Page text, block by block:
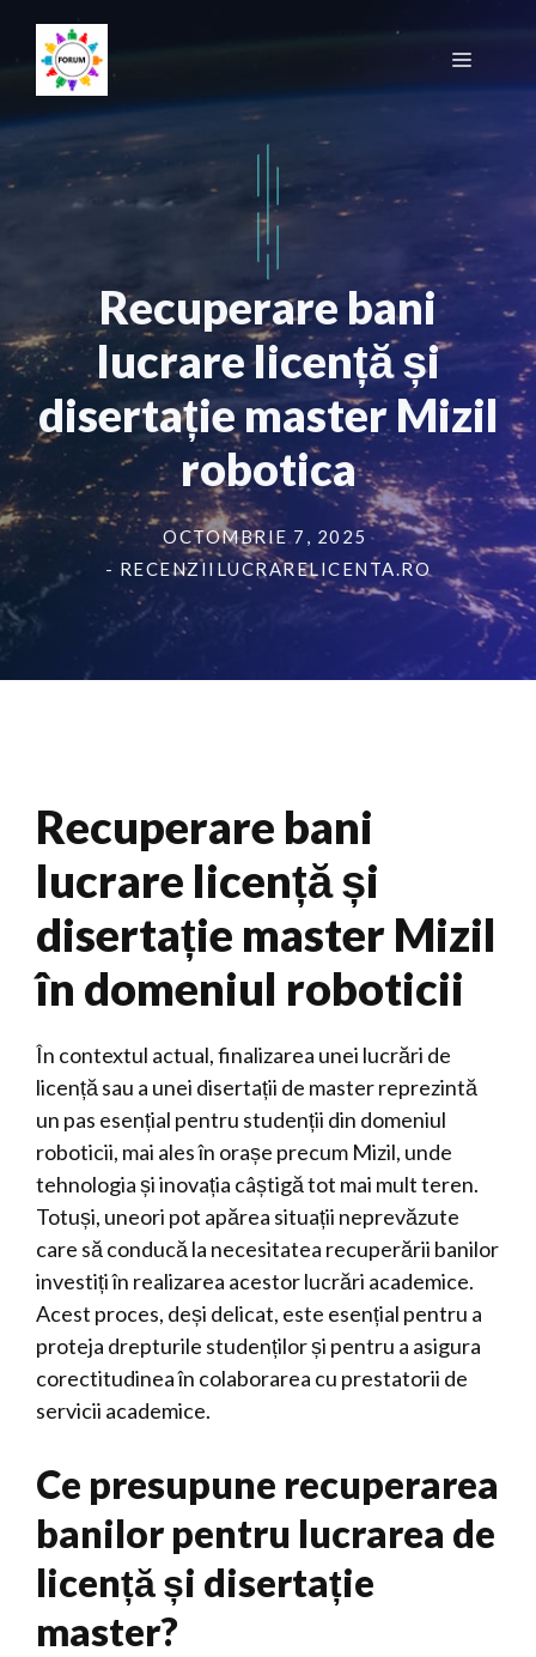
conținut
Meniu
Recuperare bani
lucrare licență și
disertație master Mizil
robotica
OCTOMBRIE 7, 2025
- RECENZIILUCRARELICENTA.RO
Recuperare bani
lucrare licență și
disertație master Mizil
în domeniul roboticii
În contextul actual, finalizarea unei lucrări de
licență sau a unei disertații de master reprezintă
un pas esențial pentru studenții din domeniul
roboticii, mai ales în orașe precum Mizil, unde
tehnologia și inovația câștigă tot mai mult teren.
Totuși, uneori pot apărea situații neprevăzute
care să conducă la necesitatea recuperării banilor
investiți în realizarea acestor lucrări academice.
Acest proces, deși delicat, este esențial pentru a
proteja drepturile studenților și pentru a asigura
corectitudinea în colaborarea cu prestatorii de
servicii academice.
Ce presupune recuperarea
banilor pentru lucrarea de
licență și disertație
master?